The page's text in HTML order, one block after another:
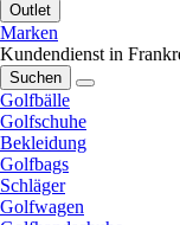
Outlet
Marken
Kundendienst in
Suchen
Golfbälle
Golfschuhe
Bekleidung
Golfbags
Schläger
Golfwagen